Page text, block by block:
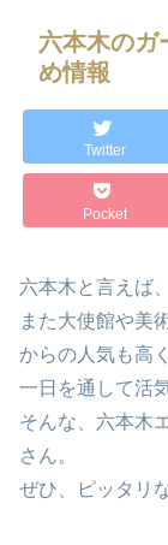
六本木のガ
め情報
Twitter
Pocket
六本木と言えば、
また大使館や美
からの人気も高く
一日を通して活
そんな、六本木
さん。
ぜひ、ピッタリ